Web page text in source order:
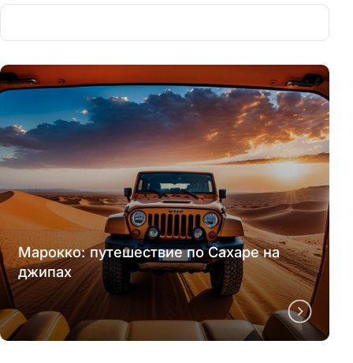
Марокко: путешествие по Сахаре на
джипах